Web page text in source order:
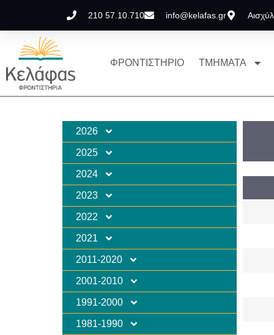
210 57.10.710 info@kelafas.gr
ΦΡΟΝΤΙΣΤΗΡΙΟ ΤΜΗΜΑΤΑ
2026
2025
2024
2023
2022
2021
2011-2020
2001-2010
1991-2000
1981-1990